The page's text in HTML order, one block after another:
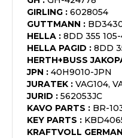
GIRLING : 6028054
GUTTMANN :
HELLA : 8DD 355 105-
HELLA PAGID : 8DD
HERTH+BUSS
JPN : 40H9010-JPN
JURATEK : VAG104,
JURID : 562053JC
KAVO PARTS : BR-
KEY PARTS :
KRAFTVOLL